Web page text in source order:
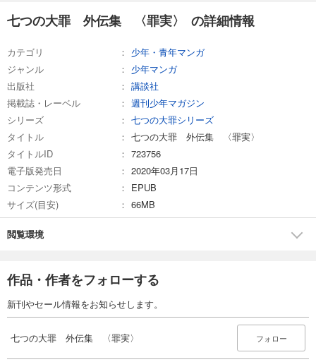
七つの大罪 外伝集 〈罪実〉 の詳細情報
カテゴリ
少年・青年マンガ
ジャンル
少年マンガ
出版社
講談社
掲載誌・レーベル
週刊少年マガジン
シリーズ
七つの大罪シリーズ
タイトル
七つの大罪 外伝集 〈罪実〉
タイトルID
723756
電子版発売日
2020年03月17日
コンテンツ形式
EPUB
サイズ(目安)
66MB
閲覧環境
作品・作者をフォローする
新刊やセール情報をお知らせします。
七つの大罪 外伝集 〈罪実〉 フォロー